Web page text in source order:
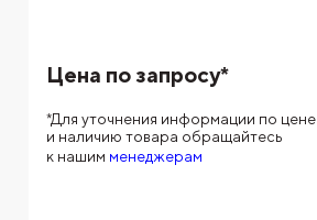
Цена по запросу*
*Для уточнения информации по цене
и наличию товара обращайтесь
к нашим менеджерам